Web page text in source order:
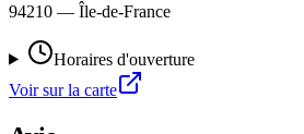
94210 — Île-de-France
Horaires d'ouverture
Voir sur la carte